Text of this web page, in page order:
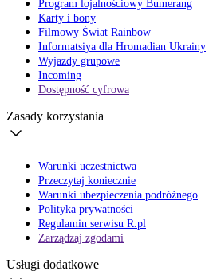
Program lojalnościowy Bumerang
Karty i bony
Filmowy Świat Rainbow
Informatsiya dla Hromadian Ukrainy
Wyjazdy grupowe
Incoming
Dostępność cyfrowa
Zasady korzystania
Warunki uczestnictwa
Przeczytaj koniecznie
Warunki ubezpieczenia podróżnego
Polityka prywatności
Regulamin serwisu R.pl
Zarządzaj zgodami
Usługi dodatkowe